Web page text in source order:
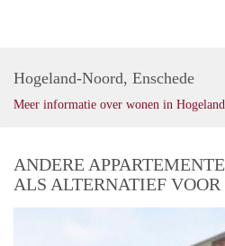
Hogeland-Noord, Enschede
Meer informatie over wonen in
ANDERE
ALS ALTERNATIEF